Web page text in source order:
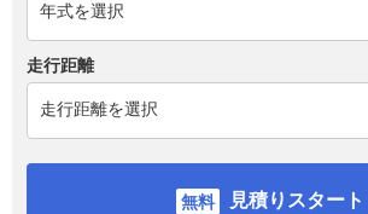
走行距離
見積りスタート